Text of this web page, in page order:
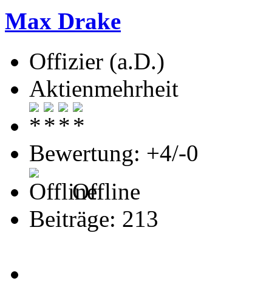
Max Drake
Offizier (a.D.)
Aktienmehrheit
Bewertung: +4/-0
Offline
Beiträge: 213